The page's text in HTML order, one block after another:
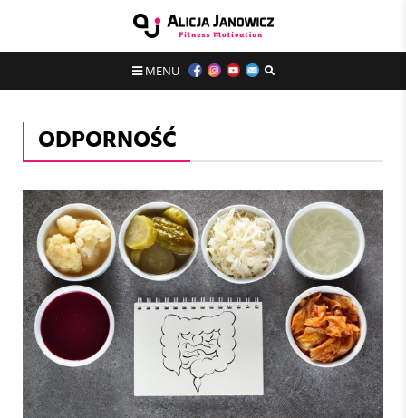
MENU
ODPORNOŚĆ